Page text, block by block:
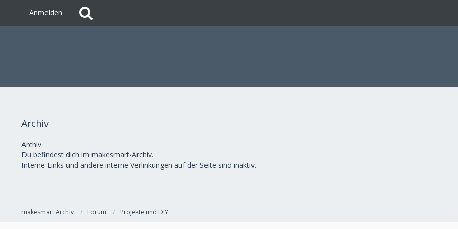
Anmelden
Archiv
Archiv
Du befindest dich im makesmart-Archiv.
Interne Links und andere interne Verlinkungen auf der Seite sind inaktiv.
makesmart Archiv Forum Projekte und DIY